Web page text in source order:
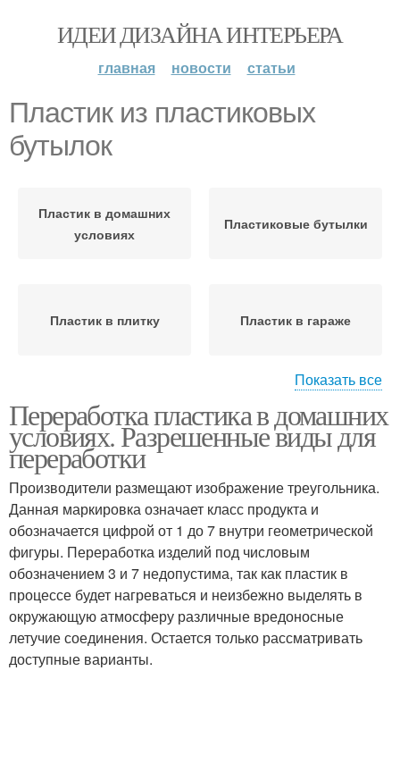
ИДЕИ ДИЗАЙНА ИНТЕРЬЕРА
главная новости статьи
Пластик из пластиковых
бутылок
Пластик в домашних
условиях
Пластиковые бутылки
Пластик в плитку Пластик в гараже
Литьё из пластиковых
бутылок
Листовой пластик
Показать все
Переработка пластика в домашних
условиях. Разрешенные виды для
переработки
Производители размещают изображение треугольника.
Данная маркировка означает класс продукта и
обозначается цифрой от 1 до 7 внутри геометрической
фигуры. Переработка изделий под числовым
обозначением 3 и 7 недопустима, так как пластик в
процессе будет нагреваться и неизбежно выделять в
окружающую атмосферу различные вредоносные
летучие соединения. Остается только рассматривать
доступные варианты.